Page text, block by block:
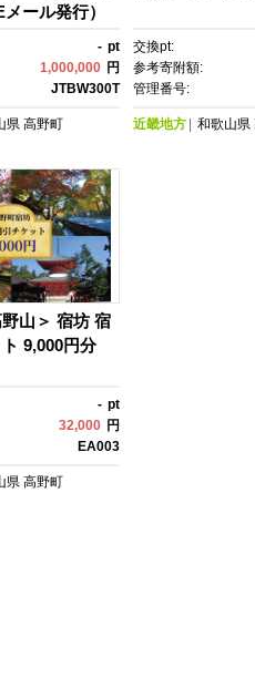
ール発行）
予約 国内旅
光 体験 旅行
予約 ホテ
族 人気 おすす
約 電話 有効期
- pt
1,000,000 円
JTBW300T
県 高野町
交換pt:
参考寄附額:
管理番号:
近畿地方 和歌山県
山＞ 宿坊 宿
9,000円分
- pt
32,000 円
EA003
県 高野町